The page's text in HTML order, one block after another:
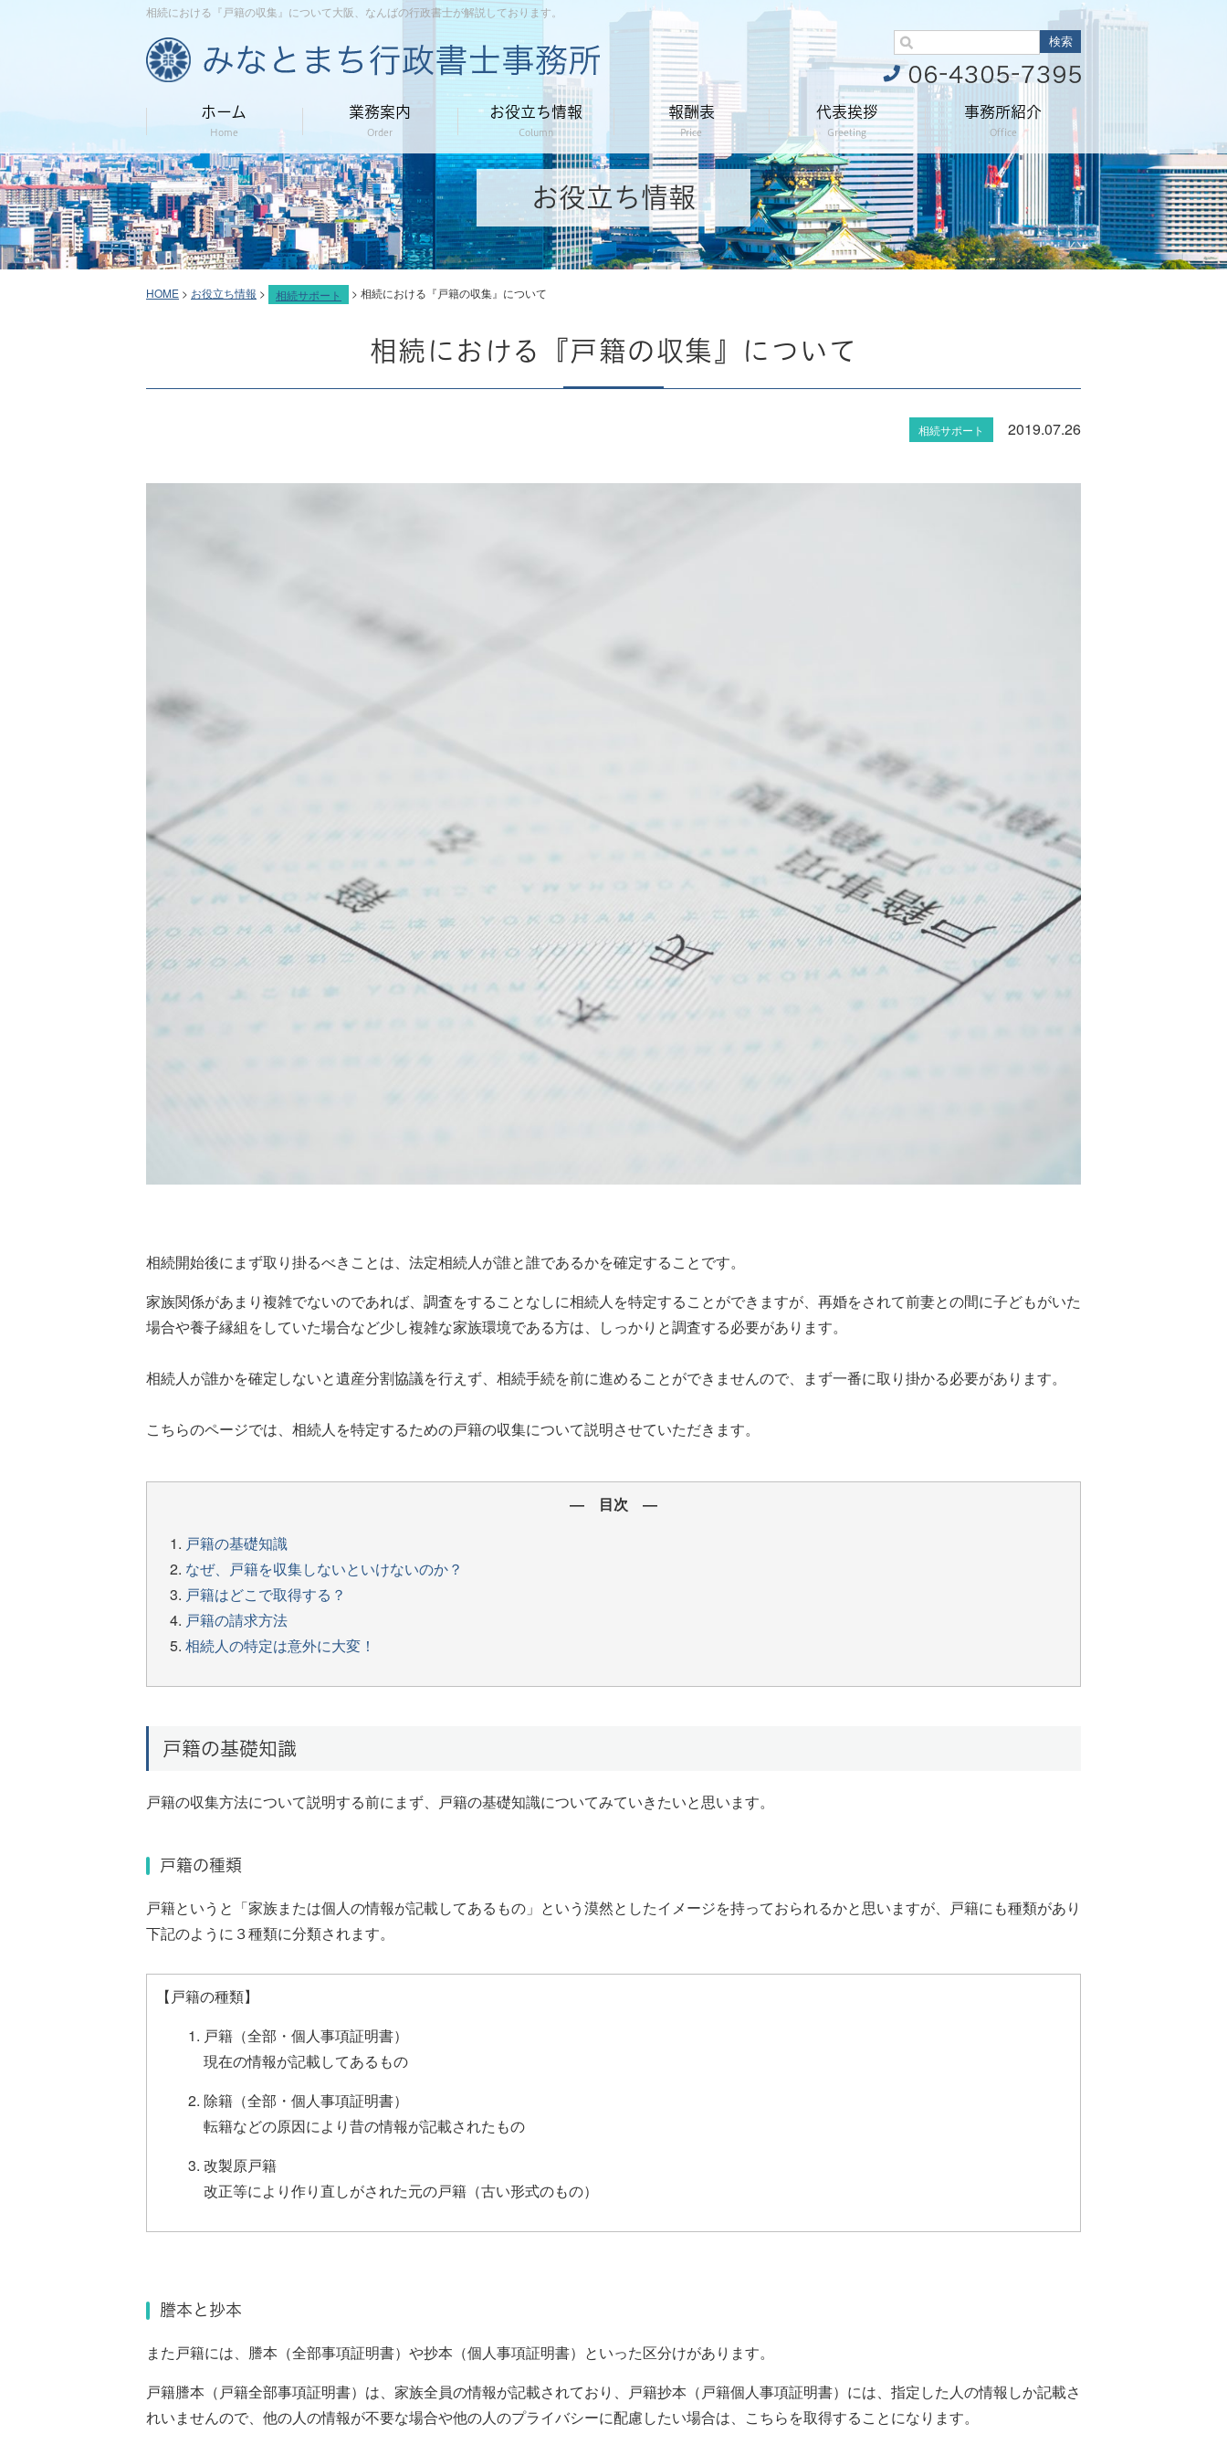
相続における『戸籍の収集』について大阪、なんばの行政書士が解説しております。
ホーム
Home
業務案内
Order
お役立ち情報
Column
報酬表
Price
代表挨拶
Greeting
事務所紹介
Office
お役立ち情報
HOME > お役立ち情報 > 相続サポート > 相続における『戸籍の収集』について
相続における『戸籍の収集』について
相続サポート 2019.07.26
相続開始後にまず取り掛るべきことは、法定相続人が誰と誰であるかを確定することです。
家族関係があまり複雑でないのであれば、調査をすることなしに相続人を特定することができますが、再婚をされて前妻との間に子どもがいた
場合や養子縁組をしていた場合など少し複雑な家族環境である方は、しっかりと調査する必要があります。
相続人が誰かを確定しないと遺産分割協議を行えず、相続手続を前に進めることができませんので、まず一番に取り掛かる必要があります。
こちらのページでは、相続人を特定するための戸籍の収集について説明させていただきます。
― 目次 ―
戸籍の基礎知識
なぜ、戸籍を収集しないといけないのか？
戸籍はどこで取得する？
戸籍の請求方法
相続人の特定は意外に大変！
戸籍の基礎知識
戸籍の収集方法について説明する前にまず、戸籍の基礎知識についてみていきたいと思います。
戸籍の種類
戸籍というと「家族または個人の情報が記載してあるもの」という漠然としたイメージを持っておられるかと思いますが、戸籍にも種類があり
下記のように３種類に分類されます。
【戸籍の種類】
戸籍（全部・個人事項証明書）
現在の情報が記載してあるもの
除籍（全部・個人事項証明書）
転籍などの原因により昔の情報が記載されたもの
改製原戸籍
改正等により作り直しがされた元の戸籍（古い形式のもの）
謄本と抄本
また戸籍には、謄本（全部事項証明書）や抄本（個人事項証明書）といった区分けがあります。
戸籍謄本（戸籍全部事項証明書）は、家族全員の情報が記載されており、戸籍抄本（戸籍個人事項証明書）には、指定した人の情報しか記載さ
れいませんので、他の人の情報が不要な場合や他の人のプライバシーに配慮したい場合は、こちらを取得することになります。